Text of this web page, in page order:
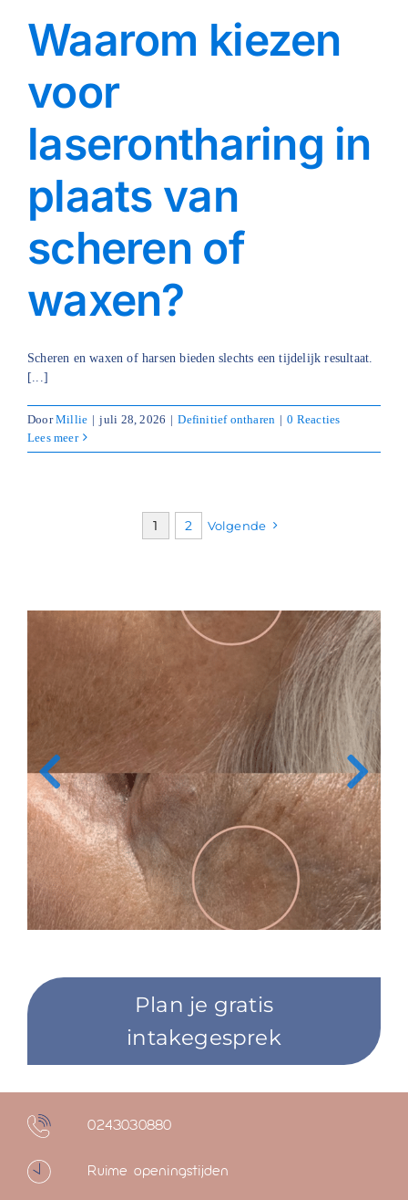
Waarom kiezen
voor
laserontharing in
plaats van
scheren of
waxen?
Scheren en waxen of harsen bieden slechts een tijdelijk resultaat.
[...]
DoorMillie | juli 28, 2026 | Definitief ontharen | 0 Reacties
Lees meer
1 2 Volgende
Plan je gratis
intakegesprek
0243030880
Ruime openingstijden